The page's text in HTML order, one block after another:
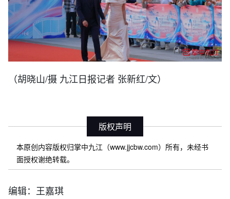
（胡晓山/摄 九江日报记者 张新红/文）
版权声明
本原创内容版权归掌中九江（www.jjcbw.com）所有，未经书
面授权谢绝转载。
编辑：王嘉琪